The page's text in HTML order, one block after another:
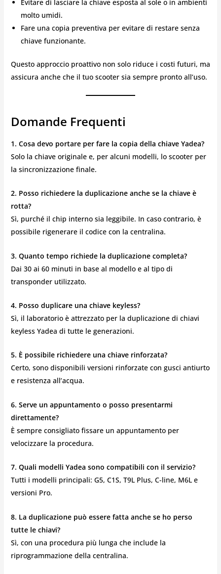
Evitare di lasciare la chiave esposta al sole o in ambienti
molto umidi.
Fare una copia preventiva per evitare di restare senza
chiave funzionante.
Questo approccio proattivo non solo riduce i costi futuri, ma
assicura anche che il tuo scooter sia sempre pronto all’uso.
Domande Frequenti
1. Cosa devo portare per fare la copia della chiave Yadea?
Solo la chiave originale e, per alcuni modelli, lo scooter per
la sincronizzazione finale.
2. Posso richiedere la duplicazione anche se la chiave è
rotta?
Sì, purché il chip interno sia leggibile. In caso contrario, è
possibile rigenerare il codice con la centralina.
3. Quanto tempo richiede la duplicazione completa?
Dai 30 ai 60 minuti in base al modello e al tipo di
transponder utilizzato.
4. Posso duplicare una chiave keyless?
Sì, il laboratorio è attrezzato per la duplicazione di chiavi
keyless Yadea di tutte le generazioni.
5. È possibile richiedere una chiave rinforzata?
Certo, sono disponibili versioni rinforzate con gusci antiurto
e resistenza all’acqua.
6. Serve un appuntamento o posso presentarmi
direttamente?
È sempre consigliato fissare un appuntamento per
velocizzare la procedura.
7. Quali modelli Yadea sono compatibili con il servizio?
Tutti i modelli principali: G5, C1S, T9L Plus, C-line, M6L e
versioni Pro.
8. La duplicazione può essere fatta anche se ho perso
tutte le chiavi?
Sì, con una procedura più lunga che include la
riprogrammazione della centralina.